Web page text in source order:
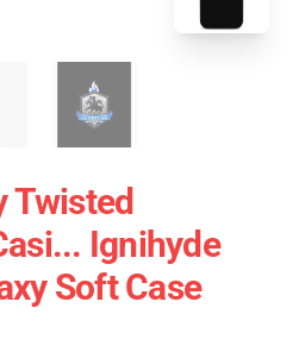
Twisted
Ignihyde
Soft Case